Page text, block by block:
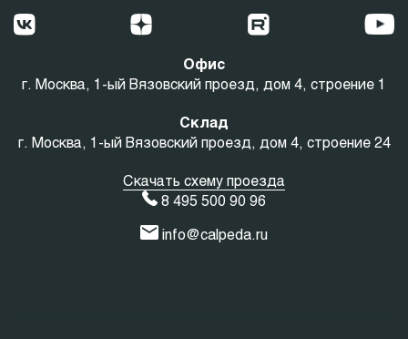
Офис
г. Москва, 1-ый Вязовский проезд, дом 4, строение 1
Склад
г. Москва, 1-ый Вязовский проезд, дом 4, строение 24
Скачать схему проезда
8 495 500 90 96
info@calpeda.ru